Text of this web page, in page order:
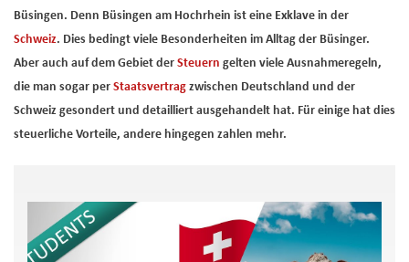
Büsingen. Denn Büsingen am Hochrhein ist eine Exklave in der
Schweiz. Dies bedingt viele Besonderheiten im Alltag der Büsinger.
Aber auch auf dem Gebiet der Steuern gelten viele Ausnahmeregeln,
die man sogar per Staatsvertrag zwischen Deutschland und der
Schweiz gesondert und detailliert ausgehandelt hat. Für einige hat dies
steuerliche Vorteile, andere hingegen zahlen mehr.